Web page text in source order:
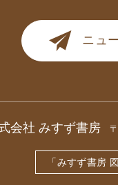
ニュ
会社 みすず書房
「みすず書房